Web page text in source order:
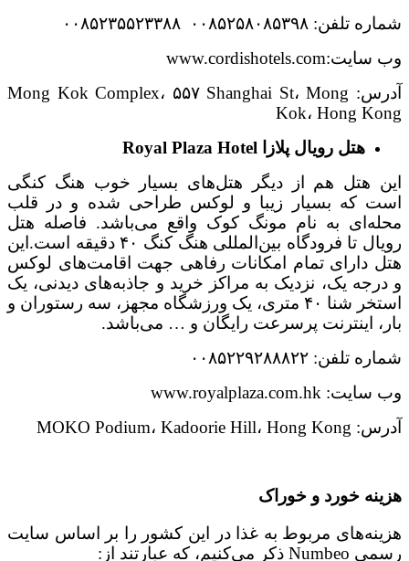
شماره تلفن: ۰۰۸۵۲۵۸۰۸۵۳۹۸ ۰۰۸۵۲۳۵۵۲۳۳۸۸
وب سایت:www.cordishotels.com
آدرس: Mong Kok Complex، ۵۵۷ Shanghai St، Mong
Kok، Hong Kong
هتل رویال پلازا Royal Plaza Hotel
این هتل هم از دیگر هتل‌های بسیار خوب هنگ کنگی
است که بسیار زیبا و لوکس طراحی شده و در قلب
محله‌ای به نام مونگ کوک واقع می‌باشد. فاصله هتل
رویال تا فرودگاه بین‌المللی هنگ کنگ ۴۰ دقیقه است.این
هتل دارای تمام امکانات رفاهی جهت اقامت‌های لوکس
و درجه یک، نزدیک به مراکز خرید و جاذبه‌های دیدنی، یک
استخر شنا ۴۰ متری، یک ورزشگاه مجهز، سه رستوران و
بار، اینترنت پرسرعت رایگان و … می‌باشد.
شماره تلفن: ۰۰۸۵۲۲۹۲۸۸۸۲۲
وب سایت: www.royalplaza.com.hk
آدرس: MOKO Podium، Kadoorie Hill، Hong Kong
هزینه خورد و خوراک
هزینه‌های مربوط به غذا در این کشور را بر اساس سایت
رسمی Numbeo ذکر می‌کنیم، که عبارتند از: